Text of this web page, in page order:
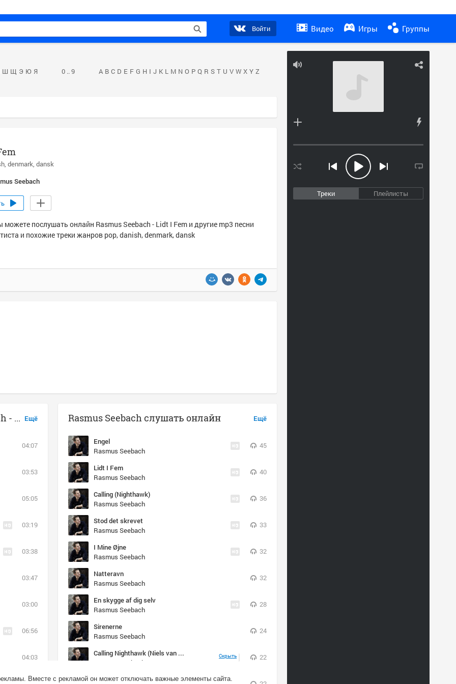
Войти Видео Игры Группы
Треки Плейлисты
Ш Щ Э Ю Я 0 .. 9 A B C D E F G H I J K L M N O P Q R S T U V W X Y Z
denmark dansk
Seebach
можете послушать онлайн Rasmus Seebach - Lidt I Fem и другие mp3 песни
и похожие треки жанров pop, danish, denmark, dansk
Ещё
Музыка похожая на Rasmus Seebach - Lidt I Fem
04:07
03:53
05:05
03:19
03:38
03:47
03:00
06:56
04:03
Ещё
Rasmus Seebach слушать онлайн
Engel
Rasmus Seebach
45
Lidt I Fem
Rasmus Seebach
40
Calling (Nighthawk)
Rasmus Seebach
36
Stod det skrevet
Rasmus Seebach
33
I Mine Øjne
Rasmus Seebach
32
Natteravn
Rasmus Seebach
32
En skygge af dig selv
Rasmus Seebach
28
Sirenerne
Rasmus Seebach
24
Calling Nighthawk (Niels van Gogh, Daniel Strauss Dirt N Devil Mix)
Rasmus Seebach
22
Øde Ø
Вместе с рекламой он может отключать важные элементы сайта.
Скрыть